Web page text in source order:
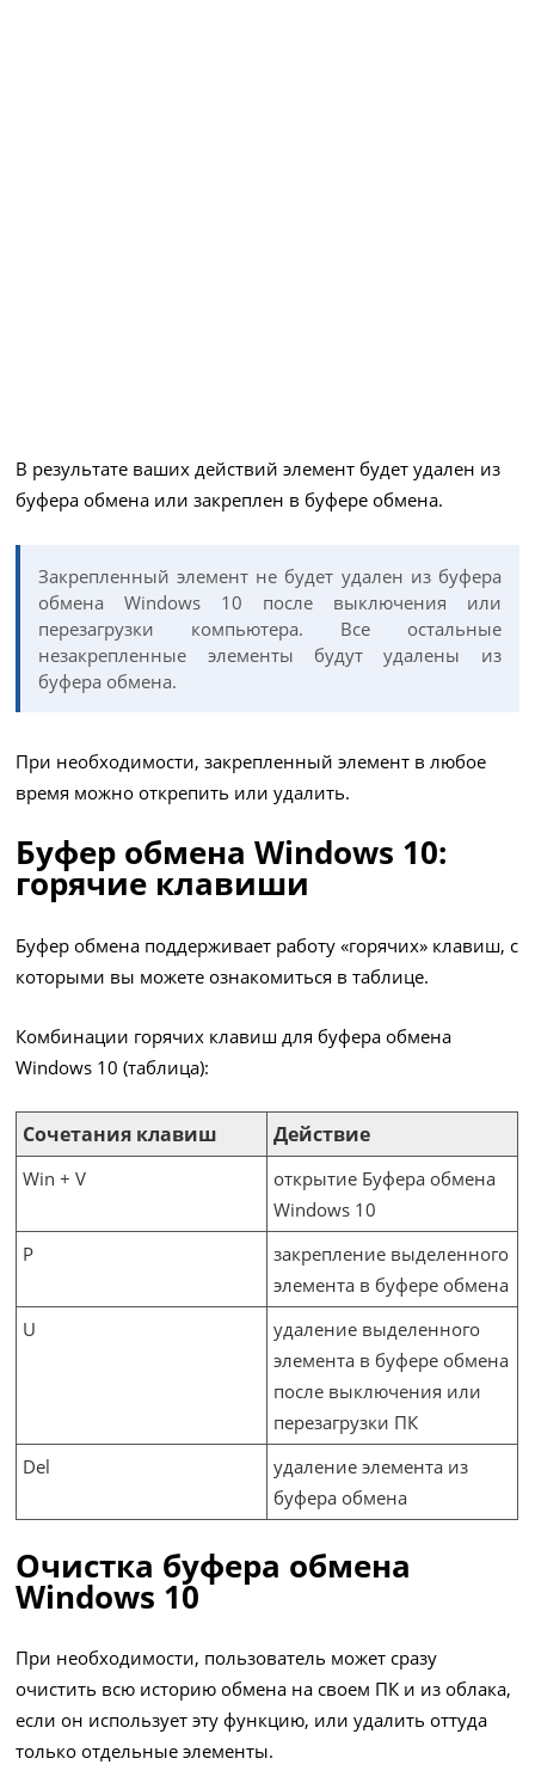
В результате ваших действий элемент будет удален из
буфера обмена или закреплен в буфере обмена.
Закрепленный элемент не будет удален из буфера
обмена Windows 10 после выключения или
перезагрузки компьютера. Все остальные
незакрепленные элементы будут удалены из
буфера обмена.
При необходимости, закрепленный элемент в любое
время можно открепить или удалить.
Буфер обмена Windows 10:
горячие клавиши
Буфер обмена поддерживает работу «горячих» клавиш, с
которыми вы можете ознакомиться в таблице.
Комбинации горячих клавиш для буфера обмена
Windows 10 (таблица):
Сочетания клавиш Действие
Win + V
открытие Буфера обмена
Windows 10
P
закрепление выделенного
элемента в буфере обмена
U
удаление выделенного
элемента в буфере обмена
после выключения или
перезагрузки ПК
Del
удаление элемента из
буфера обмена
Очистка буфера обмена
Windows 10
При необходимости, пользователь может сразу
очистить всю историю обмена на своем ПК и из облака,
если он использует эту функцию, или удалить оттуда
только отдельные элементы.